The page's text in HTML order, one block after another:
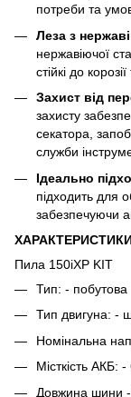
потреби та
Леза з
нержавіючої
стійкі до
Захист від
захисту
секатора,
служби
Ідеально
підходить для
забезпечуючи
Пила 150iXP KIT
Тип: - побутова
Тип двигуна: -
Номінальна
Місткість АКБ:
Довжина шини